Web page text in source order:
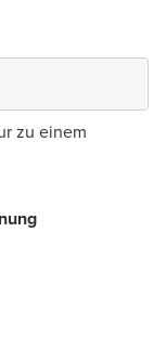
zu einem